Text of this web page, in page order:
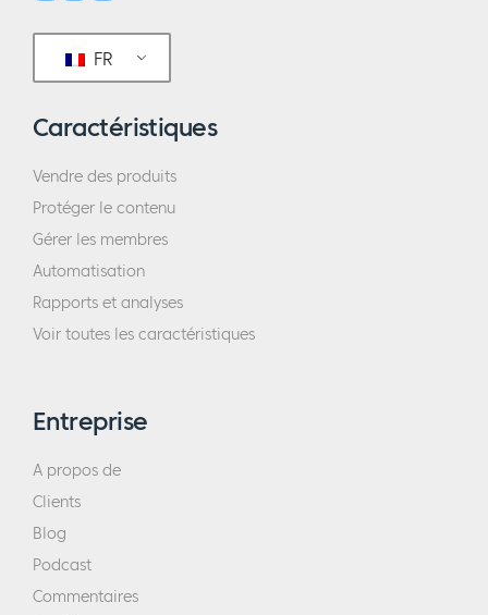
FR
Caractéristiques
Vendre des produits
Protéger le contenu
Gérer les membres
Automatisation
Rapports et analyses
Voir toutes les caractéristiques
Entreprise
A propos de
Clients
Blog
Podcast
Commentaires